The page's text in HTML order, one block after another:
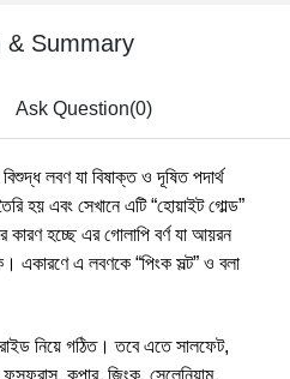
& Summary
Ask Question(0)
বিশুদ্ধ লবণ যা বিষাক্ত ও দূষিত পদার্থ
হয় এবং সেখানে এটি “হোয়াইট গোল্ড”
হচ্ছে এর গোলাপি বর্ণ যা আয়রন
একারণে এ লবণকে “পিংক সল্ট” ও বলা
নিয়ে গঠিত। তবে এতে সালফেট,
ফসফরাস, কপার, জিংক, সেলেনিয়াম,